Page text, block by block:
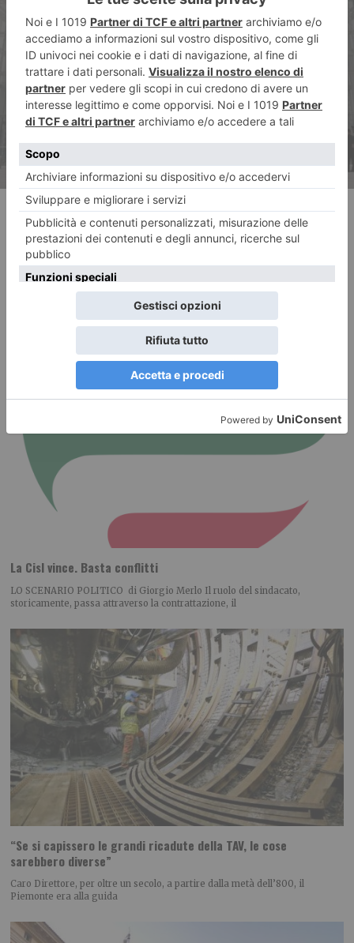
Regione Piemonte rilancia la
cascina Rubbianetta
RECENTI:
La Cisl vince. Basta conflitti
LO SCENARIO POLITICO di Giorgio Merlo Il ruolo del sindacato,
storicamente, passa attraverso la contrattazione, il
“Se si capissero le grandi ricadute della TAV, le cose
sarebbero diverse”
Caro Direttore, per oltre un secolo, a partire dalla metà dell’800, il
Piemonte era alla guida